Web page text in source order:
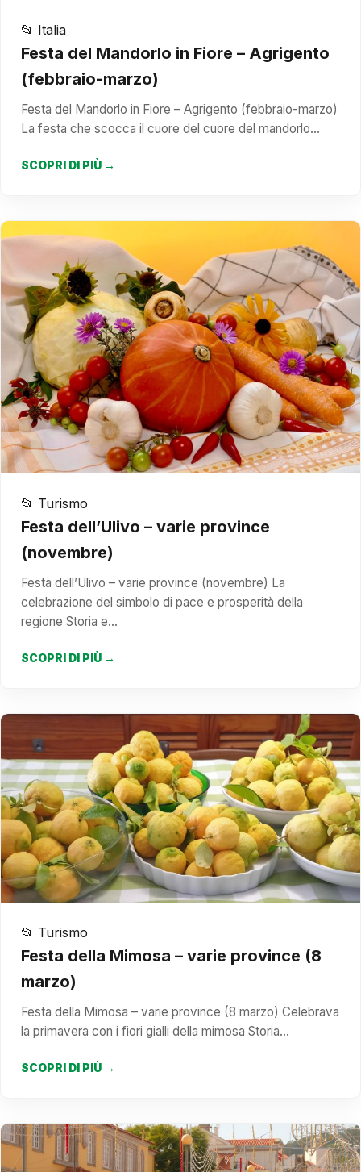
📂 Italia
Festa del Mandorlo in Fiore – Agrigento
(febbraio-marzo)
Festa del Mandorlo in Fiore – Agrigento (febbraio-marzo)
La festa che scocca il cuore del cuore del mandorlo…
SCOPRI DI PIÙ →
📂 Turismo
Festa dell’Ulivo – varie province
(novembre)
Festa dell’Ulivo – varie province (novembre) La
celebrazione del simbolo di pace e prosperità della
regione Storia e…
SCOPRI DI PIÙ →
📂 Turismo
Festa della Mimosa – varie province (8
marzo)
Festa della Mimosa – varie province (8 marzo) Celebrava
la primavera con i fiori gialli della mimosa Storia…
SCOPRI DI PIÙ →